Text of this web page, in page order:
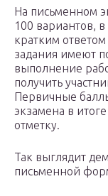
На письменном
100 вариантов,
кратким
задания имеют
выполнение
получить
Первичные
экзамена в
отметку.
Так выглядит
письменной